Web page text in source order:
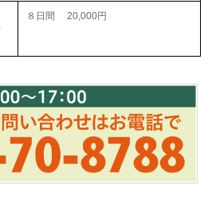
８日間 20,000円